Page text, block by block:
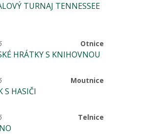
TURNAJ TENNESSEE
Otnice
HRÁTKY S KNIHOVNOU
Moutnice
S HASIČI
Telnice